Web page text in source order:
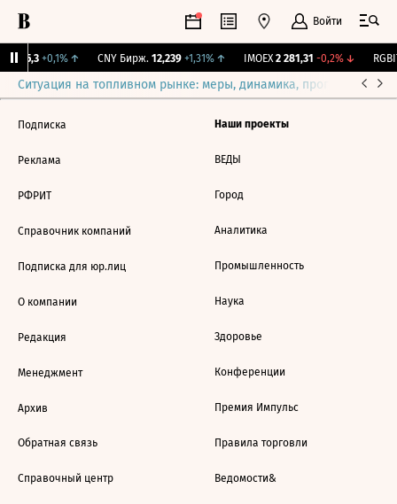
Войти
115,3 +0,1%↑ CNY Бирж. 12,239 +1,31%↑ IMOEX 2 281,31 -0,2%↓
Ситуация на топливном рынке: меры, динамика, прогнозы
Подписка
Реклама
РФРИТ
Справочник компаний
Подписка для юр.лиц
О компании
Редакция
Менеджмент
Архив
Обратная связь
Справочный центр
Наши проекты
ВЕДЫ
Город
Аналитика
Промышленность
Наука
Здоровье
Конференции
Премия Импульс
Правила торговли
Ведомости&